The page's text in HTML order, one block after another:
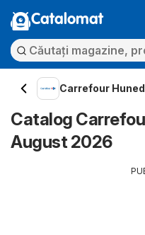
Catalomat
Carrefour
Catalog
August 2026